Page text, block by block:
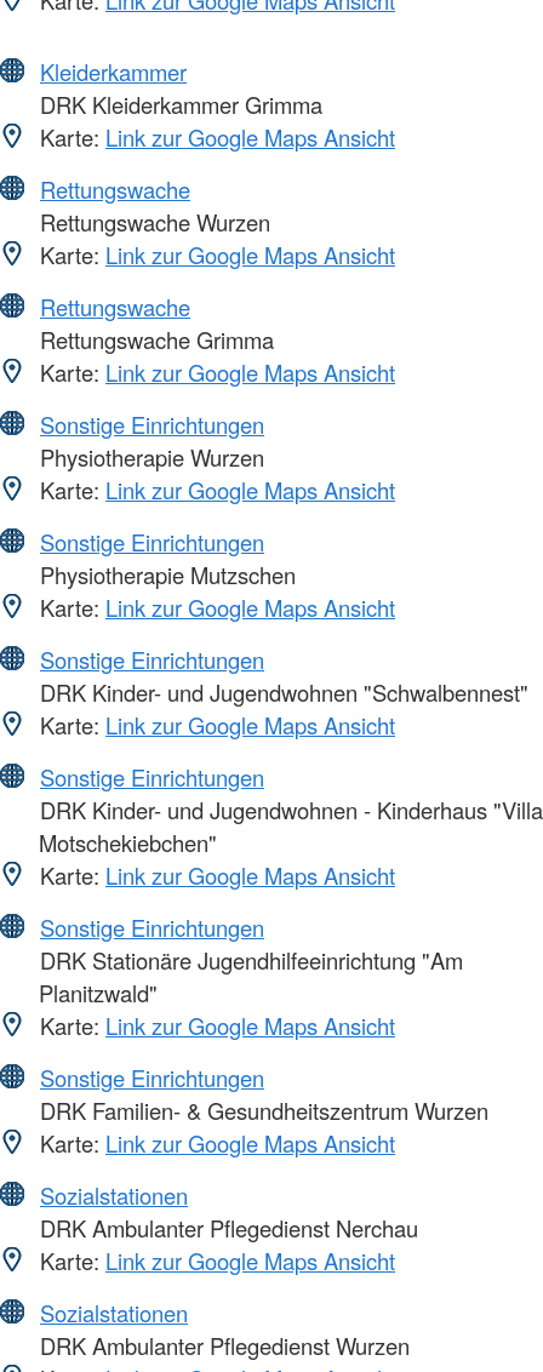
Kleiderkammer
DRK Kleiderkammer Grimma
Karte: Link zur Google Maps Ansicht
Rettungswache
Rettungswache Wurzen
Karte: Link zur Google Maps Ansicht
Rettungswache
Rettungswache Grimma
Karte: Link zur Google Maps Ansicht
Sonstige Einrichtungen
Physiotherapie Wurzen
Karte: Link zur Google Maps Ansicht
Sonstige Einrichtungen
Physiotherapie Mutzschen
Karte: Link zur Google Maps Ansicht
Sonstige Einrichtungen
DRK Kinder- und Jugendwohnen "Schwalbennest"
Karte: Link zur Google Maps Ansicht
Sonstige Einrichtungen
DRK Kinder- und Jugendwohnen - Kinderhaus "Villa
Motschekiebchen"
Karte: Link zur Google Maps Ansicht
Sonstige Einrichtungen
DRK Stationäre Jugendhilfeeinrichtung "Am
Planitzwald"
Karte: Link zur Google Maps Ansicht
Sonstige Einrichtungen
DRK Familien- & Gesundheitszentrum Wurzen
Karte: Link zur Google Maps Ansicht
Sozialstationen
DRK Ambulanter Pflegedienst Nerchau
Karte: Link zur Google Maps Ansicht
Sozialstationen
DRK Ambulanter Pflegedienst Wurzen